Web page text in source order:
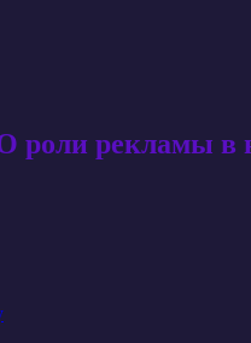
рекламы в